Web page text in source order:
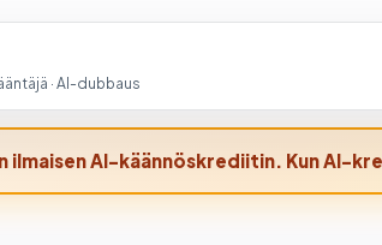
· AI-dubbaus
ilmaisen AI-käännöskrediitin. Kun